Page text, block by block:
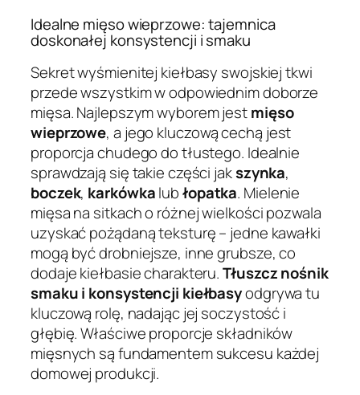
Idealne mięso wieprzowe: tajemnica
doskonałej konsystencji i smaku
Sekret wyśmienitej kiełbasy swojskiej tkwi
przede wszystkim w odpowiednim doborze
mięsa. Najlepszym wyborem jestmięso
wieprzowe, a jego kluczową cechą jest
proporcja chudego do tłustego. Idealnie
sprawdzają się takie części jakszynka,
boczek, karkówkalubłopatka. Mielenie
mięsa na sitkach o różnej wielkości pozwala
uzyskać pożądaną teksturę – jedne kawałki
mogą być drobniejsze, inne grubsze, co
dodaje kiełbasie charakteru.Tłuszcz nośnik
smaku i konsystencji kiełbasyodgrywa tu
kluczową rolę, nadając jej soczystość i
głębię. Właściwe proporcje składników
mięsnych są fundamentem sukcesu każdej
domowej produkcji.